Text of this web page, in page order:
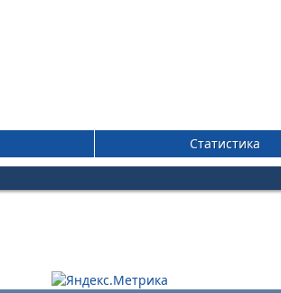
Статистика